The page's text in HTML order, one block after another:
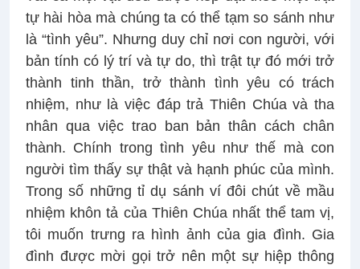
tự hài hòa mà chúng ta có thể tạm so sánh như
là “tình yêu”. Nhưng duy chỉ nơi con người, với
bản tính có lý trí và tự do, thì trật tự đó mới trở
thành tinh thần, trở thành tình yêu có trách
nhiệm, như là việc đáp trả Thiên Chúa và tha
nhân qua việc trao ban bản thân cách chân
thành. Chính trong tình yêu như thế mà con
người tìm thấy sự thật và hạnh phúc của mình.
Trong số những tỉ dụ sánh ví đôi chút về mầu
nhiệm khôn tả của Thiên Chúa nhất thể tam vị,
tôi muốn trưng ra hình ảnh của gia đình. Gia
đình được mời gọi trở nên một sự hiệp thông